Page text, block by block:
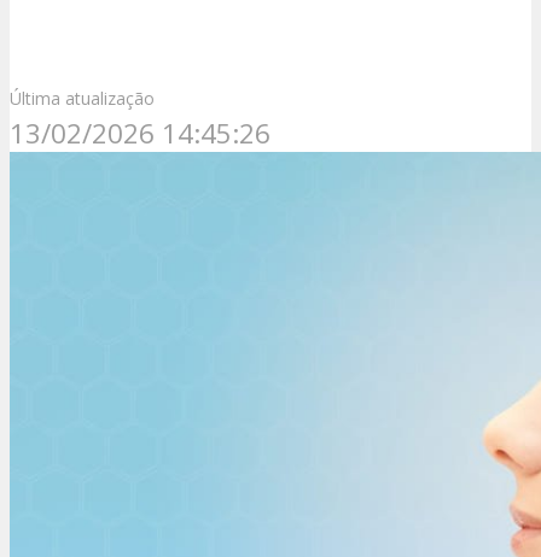
Última atualização
13/02/2026 14:45:26